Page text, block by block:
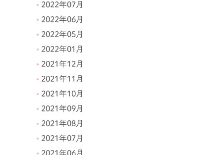
2022年07月
2022年06月
2022年05月
2022年01月
2021年12月
2021年11月
2021年10月
2021年09月
2021年08月
2021年07月
2021年06月